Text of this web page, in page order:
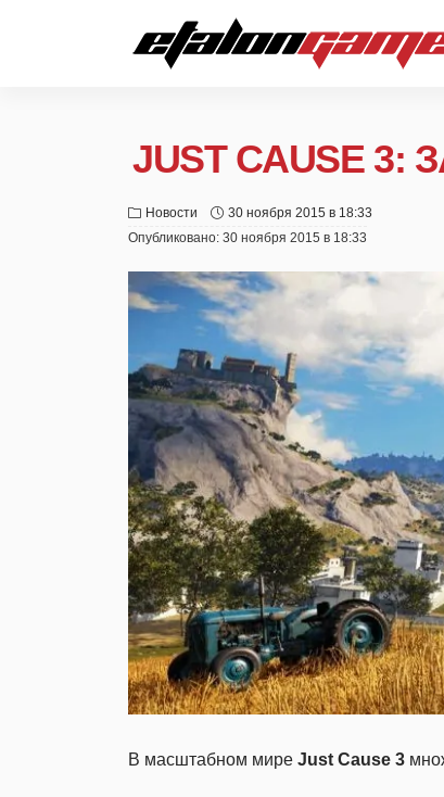
JUST CAUSE
Новости
30 ноября 2015 в 18:33
Опубликовано: 30 ноября 2015 в 18:33
В масштабном мире Just Cause 3